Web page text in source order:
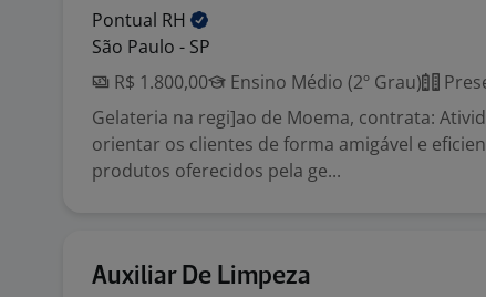
Pontual RH
São Paulo - SP
R$ 1.800,00
Ensino Médio (2º Grau)
Gelateria na regi]ao de Moema, contrata:
orientar os clientes de forma amigável e
produtos oferecidos pela ge...
Auxiliar De Limpeza